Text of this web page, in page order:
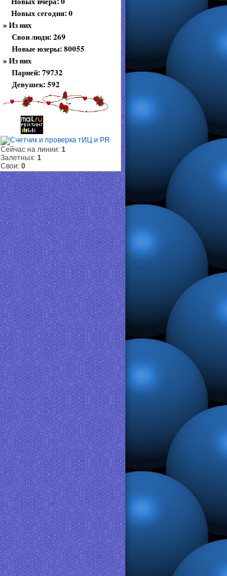
Новых сегодня: 0
» Из них
Свои люди: 269
Новые юзеры: 80055
» Из них
Парней: 79732
Девушек: 592
Сейчас на линии: 1
Залетных: 1
Свои: 0